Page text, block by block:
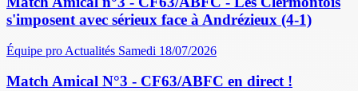
s'imposent avec sérieux face à Andrézieux (4-1)
Équipe pro Actualités Samedi 18/07/2026
Match Amical N°3 - CF63/ABFC en direct !